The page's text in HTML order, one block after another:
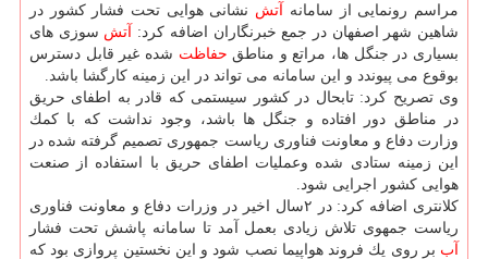
مراسم رونمایی از سامانه آتش نشانی هوایی تحت فشار كشور در
شاهین شهر اصفهان در جمع خبرنگاران اضافه كرد: آتش سوزی های
بسیاری در جنگل ها، مراتع و مناطق حفاظت شده غیر قابل دسترس
بوقوع می پیوندد و این سامانه می تواند در این زمینه كارگشا باشد.
وی تصریح كرد: تابحال در كشور سیستمی كه قادر به اطفای حریق
در مناطق دور افتاده و جنگل ها باشد، وجود نداشت كه با كمك
وزارت دفاع و معاونت فناوری ریاست جمهوری تصمیم گرفته شده در
این زمینه ستادی شده وعملیات اطفای حریق با استفاده از صنعت
هوایی كشور اجرایی شود.
كلانتری اضافه كرد: در ۲سال اخیر در وزرات دفاع و معاونت فناوری
ریاست جمهوی تلاش زیادی بعمل آمد تا سامانه پاشش تحت فشار
آب بر روی یك فروند هواپیما نصب شود و این نخستین پروازی بود كه